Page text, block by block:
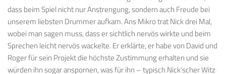
dass beim Spiel nicht nur Anstrengung, sondern auch Freude bei
unserem liebsten Drummer aufkam. Ans Mikro trat Nick drei Mal,
wobei man sagen muss, dass er sichtlich nervös wirkte und beim
Sprechen leicht nervös wackelte. Er erklärte, er habe von David und
Roger für sein Projekt die höchste Zustimmung erhalten und sie
würden ihn sogar anspornen, was für ihn – typisch Nick’scher Witz